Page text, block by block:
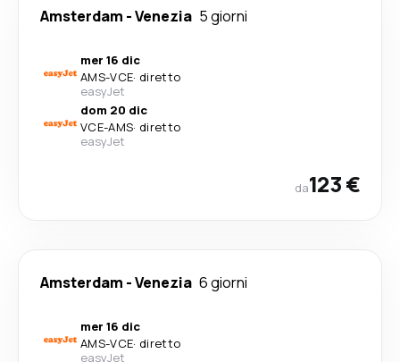
Amsterdam -Venezia 5 giorni
mer 16 dic
AMS-VCE· diretto
easyJet
dom 20 dic
VCE-AMS· diretto
easyJet
da123 €
Amsterdam -Venezia 6 giorni
mer 16 dic
AMS-VCE· diretto
easyJet